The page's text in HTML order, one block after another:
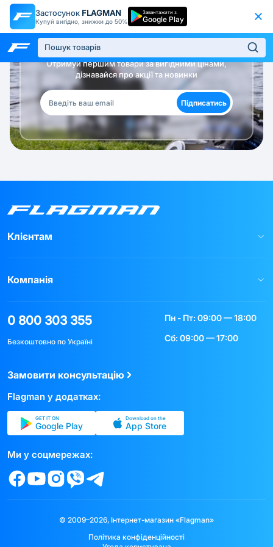
Застосунок FLAGMAN
Купуй вигідно, знижки до 50%
Завантажити з
Google Play
Будь в курсі!
Отримуй першим товари за вигідними цінами,
дізнавайся про акції та новинки
Підписатись
Клієнтам
Компанія
0 800 303 355
Безкоштовно по Україні
Пн - Пт: 09:00 — 18:00
Сб: 09:00 — 17:00
Замовити консультацію
Flagman у додатках:
GET IT ON
Google Play
Download on the
App Store
Ми у соцмережах:
© 2009–2026, Інтернет-магазин «Flagman»
Політика конфіденційності